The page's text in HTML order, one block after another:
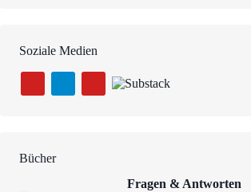
Soziale Medien
Bücher
Fragen & Antworten